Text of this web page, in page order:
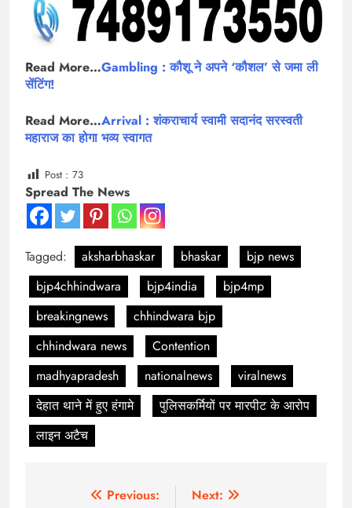
Read More…Gambling : कौशू ने अपने ‘कौशल’ से जमा ली
सेंटिंग!
Read More…Arrival : शंकराचार्य स्वामी सदानंद सरस्वती
महाराज का होगा भव्य स्वागत
Post : 73
Spread The News
Tagged: aksharbhaskar bhaskar
bjp news
bjp4chhindwara
bjp4india
bjp4mp
breakingnews
chhindwara bjp
chhindwara news
Contention
madhyapradesh
nationalnews
viralnews
देहात थाने में हुए हंगामे
पुलिसकर्मियों पर मारपीट के आरोप
लाइन अटैच
Previous:
Next: